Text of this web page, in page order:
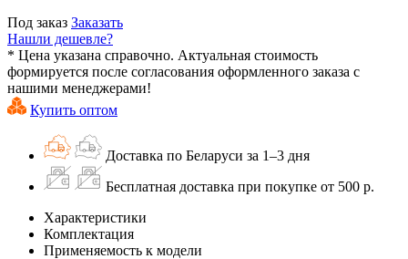
Под заказ Заказать
Нашли дешевле?
* Цена указана справочно. Актуальная стоимость
формируется после согласования оформленного заказа с
нашими менеджерами!
Купить оптом
Доставка по Беларуси за 1–3 дня
Бесплатная доставка при покупке от 500 р.
Характеристики
Комплектация
Применяемость к модели